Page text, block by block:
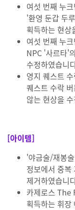
여섯 번째 누
'환영 둔갑 두
획득하는 현상
여섯 번째 누
NPC '사르타'
수정하였습니
영지 퀘스트
퀘스트 수락
않는 현상을
[아이템]
'야금술/재봉
정보에서 중복
제거하였습니
카제로스 The
획득하는 휘장